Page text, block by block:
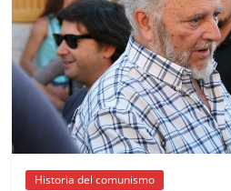
Historia del comunismo